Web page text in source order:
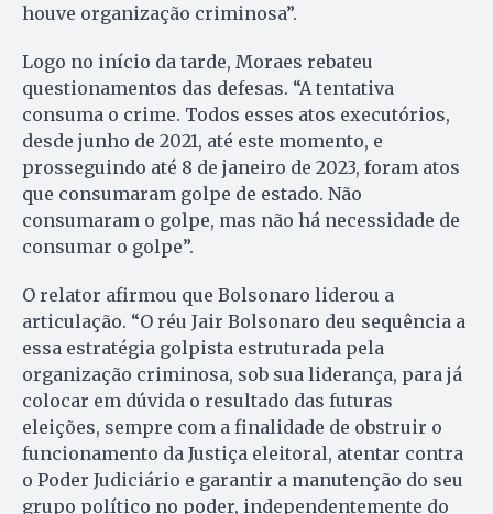
houve organização criminosa”.
Logo no início da tarde, Moraes rebateu
questionamentos das defesas. “A tentativa
consuma o crime. Todos esses atos executórios,
desde junho de 2021, até este momento, e
prosseguindo até 8 de janeiro de 2023, foram atos
que consumaram golpe de estado. Não
consumaram o golpe, mas não há necessidade de
consumar o golpe”.
O relator afirmou que Bolsonaro liderou a
articulação. “O réu Jair Bolsonaro deu sequência a
essa estratégia golpista estruturada pela
organização criminosa, sob sua liderança, para já
colocar em dúvida o resultado das futuras
eleições, sempre com a finalidade de obstruir o
funcionamento da Justiça eleitoral, atentar contra
o Poder Judiciário e garantir a manutenção do seu
grupo político no poder, independentemente do